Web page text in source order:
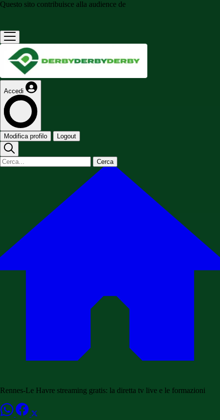
Questo sito contribuisce alla audience de
Accedi
Modifica profilo Logout
Cerca
Rennes-Le Havre streaming gratis: la diretta tv live e le formazioni